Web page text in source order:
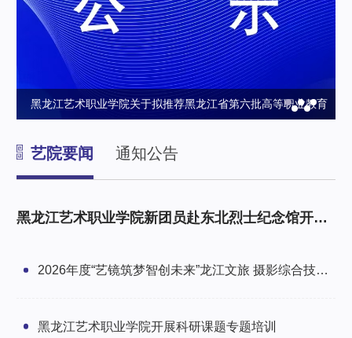
黑龙江艺术职业学院关于拟推荐黑龙江省第六批高等职业教育
优秀教学案例的公示
艺院要闻 通知公告
黑龙江艺术职业学院新团员赴东北烈士纪念馆开展
2026年度“艺镜筑梦智创未来”龙江文旅 摄影综合技能
培训班圆满举办
黑龙江艺术职业学院开展科研课题专题培训